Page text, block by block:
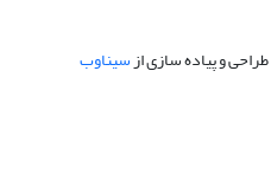
طراحی و پیاده سازی ازسیناوب